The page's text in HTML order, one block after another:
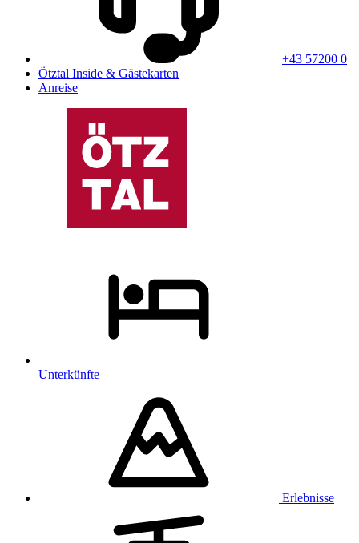
+43 57200 0
Ötztal Inside & Gästekarten
Anreise
Unterkünfte
Erlebnisse